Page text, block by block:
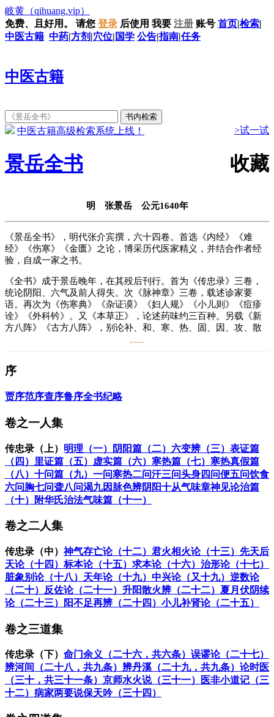
岐黄 （qihuang.vip）
免费、且好用。
请您 登录 后使用 我要 注册 账号 首页|检索|
中医古籍 中药|方剂 |穴位| 国学 公告|指南|任务
中医古籍
中医古籍高级检索系统上线！ >试一试
景岳全书 收藏
明 张景岳 公元1640年
《景岳全书》，明代张介宾撰，六十四卷。首选《内经》《难
经》《伤寒》《金匮》之论，博采历代医家精义，并结合作者经
验，自成一家之书。
《全书》成于景岳晚年，在其殁后刊行。首为《传忠录》三卷，
统论阴阳、六气及前人得失。次《脉神章》三卷，载述诊家要
语。再次为《伤寒典》《杂证谟》《妇人规》《小儿则》《痘疹
诠》《外科钤》。又《本草正》，论述药味约三百种。另载《新
方八阵》《古方八阵》，别论补、和、寒、热、固、因、攻、散
张景岳（1563～1640年），本名介宾，字会卿，号景岳，别号通
兴）人。明代杰出医学家，温补学派的代表人物，也是实际的创
幼随其父游京城，十四岁时从京华名医金英学医，尽得其传。中
外，亦旁通象数、星纬、堪舆、律吕等学。
张景岳积30年辛劳研究《素问》《灵枢》，终于撰成《类经》。
《类经》以类分门，详加注释，条理井然，便于寻览。在医学理
论方面，张景岳根据《黄帝内经》“阴平阳秘，精神乃治”，提
出“阳非有余”及“真阴不足”、“人体虚多实少”等理论，主张补益真
为“温补学派”。时人称他为“医术中杰士”、“仲景以后，千古一
《新方八阵》）、《质疑录》等中医学经典著作，其学术思想对
后世影响很大。
阅读74.6万+
......
序
贾序范序查序鲁序全书纪略
卷之一人集
传忠录（上） 明理（一） 阴阳篇（二） 六变辨（三） 表证篇
（四） 里证篇（五） 虚实篇（六） 寒热篇（七） 寒热真假篇
（八） 十问篇（九） 一问寒热二问汗三问头身四问便五问饮食
六问胸七问聋八问渴九因脉色辨阴阳十从气味章神见论治篇
（十）
附华氏治法气味篇（十一）
卷之二人集
传忠录（中）神气存亡论（十二） 君火相火论（十三） 先天后
天论（十四） 标本论（十五） 求本论（十六） 治形论（十七）
脏象别论（十八） 天年论（十九） 中兴论（又十九） 逆数论
（二十）
反佐论（二十一） 升阳散火辨（二十二） 夏月伏阴续
论（二十三）
阳不足再辨（二十四） 小儿补肾论（二十五）
卷之三道集
传忠录（下） 命门余义（二十六，共六条） 误谬论（二十七）
辨河间（二十八，共九条） 辨丹溪（二十九，共九条） 论时医
（三十，共三十一条） 京师水火说（三十一）
医非小道记（三
十二） 病家两要说保天吟（三十四）